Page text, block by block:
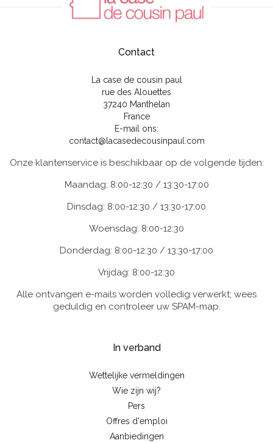
Contact
La case de cousin paul
rue des Alouettes
37240 Manthelan
France
E-mail ons:
contact@lacasedecousinpaul.com
Onze klantenservice is beschikbaar op de volgende tijden:
Maandag: 8:00-12:30 / 13:30-17:00
Dinsdag: 8:00-12:30 / 13:30-17:00
Woensdag: 8:00-12:30
Donderdag: 8:00-12:30 / 13:30-17:00
Vrijdag: 8:00-12:30
Alle ontvangen e-mails worden volledig verwerkt; wees
geduldig en controleer uw SPAM-map.
In verband
Wettelijke vermeldingen
Wie zijn wij?
Pers
Offres d'emploi
Aanbiedingen